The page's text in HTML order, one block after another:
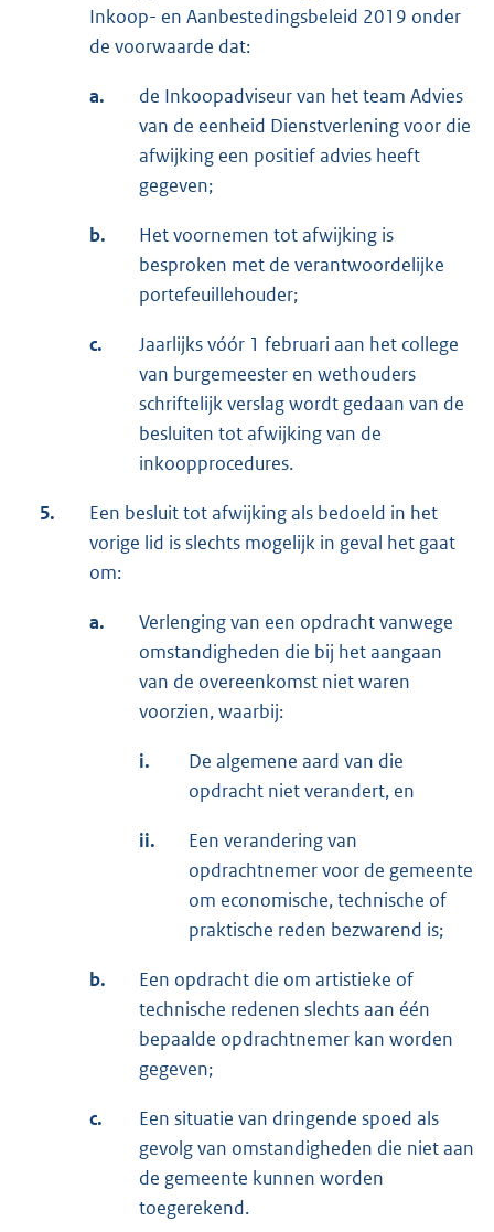
Inkoop- en Aanbestedingsbeleid 2019 onder
de voorwaarde dat:
a.
de Inkoopadviseur van het team Advies
van de eenheid Dienstverlening voor die
afwijking een positief advies heeft
gegeven;
b.
Het voornemen tot afwijking is
besproken met de verantwoordelijke
portefeuillehouder;
c.
Jaarlijks vóór 1 februari aan het college
van burgemeester en wethouders
schriftelijk verslag wordt gedaan van de
besluiten tot afwijking van de
inkoopprocedures.
5.
Een besluit tot afwijking als bedoeld in het
vorige lid is slechts mogelijk in geval het gaat
om:
a.
Verlenging van een opdracht vanwege
omstandigheden die bij het aangaan
van de overeenkomst niet waren
voorzien, waarbij:
i.
De algemene aard van die
opdracht niet verandert, en
ii.
Een verandering van
opdrachtnemer voor de gemeente
om economische, technische of
praktische reden bezwarend is;
b.
Een opdracht die om artistieke of
technische redenen slechts aan één
bepaalde opdrachtnemer kan worden
gegeven;
c.
Een situatie van dringende spoed als
gevolg van omstandigheden die niet aan
de gemeente kunnen worden
toegerekend.